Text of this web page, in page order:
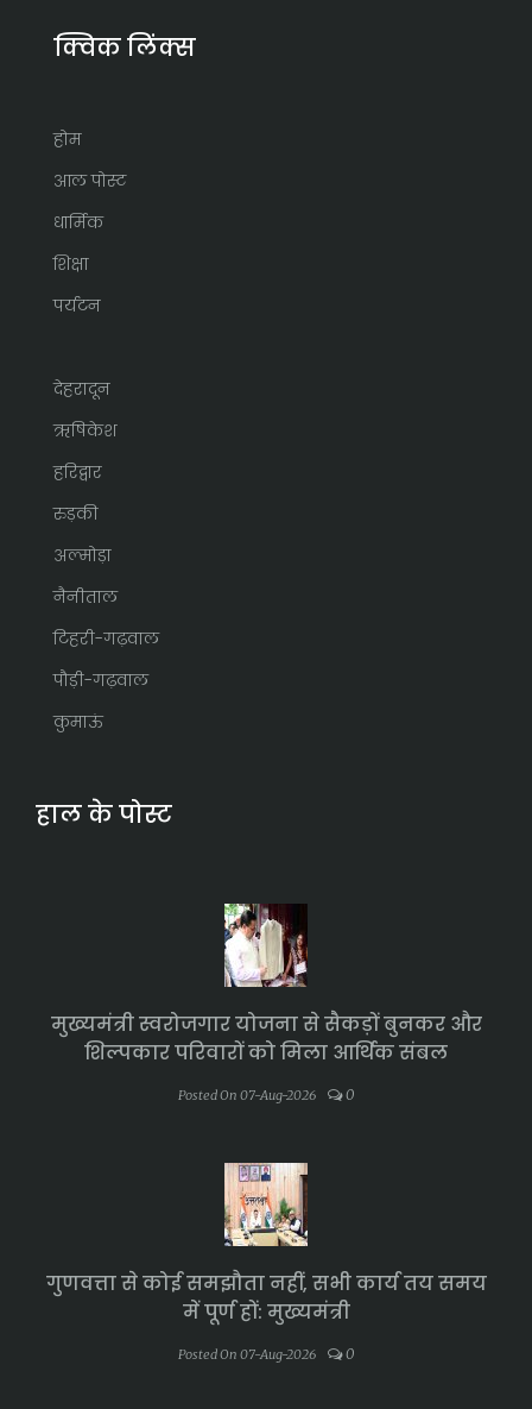
क्विक लिंक्स
होम
आल पोस्ट
धार्मिक
शिक्षा
पर्यटन
देहरादून
ऋषिकेश
हरिद्वार
रुड़की
अल्मोड़ा
नैनीताल
टिहरी-गढ़वाल
पौड़ी-गढ़वाल
कुमाऊं
हाल के पोस्ट
मुख्यमंत्री स्वरोजगार योजना से सैकड़ों बुनकर और
शिल्पकार परिवारों को मिला आर्थिक संबल
Posted On 07-Aug-2026 0
गुणवत्ता से कोई समझौता नहीं, सभी कार्य तय समय
में पूर्ण हों: मुख्यमंत्री
Posted On 07-Aug-2026 0